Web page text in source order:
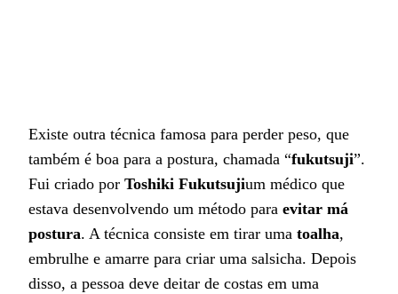
Existe outra técnica famosa para perder peso, que
também é boa para a postura, chamada “fukutsuji”.
Fui criado por Toshiki Fukutsujium médico que
estava desenvolvendo um método para evitar má
postura. A técnica consiste em tirar uma toalha,
embrulhe e amarre para criar uma salsicha. Depois
disso, a pessoa deve deitar de costas em uma